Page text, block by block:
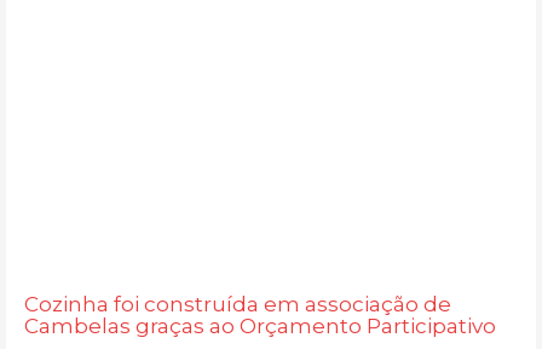
Cozinha foi construída em associação de
Cambelas graças ao Orçamento Participativo